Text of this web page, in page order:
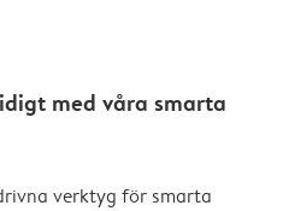
med våra smarta
verktyg för smarta